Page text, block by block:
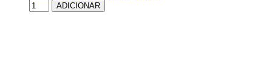
ADICIONAR